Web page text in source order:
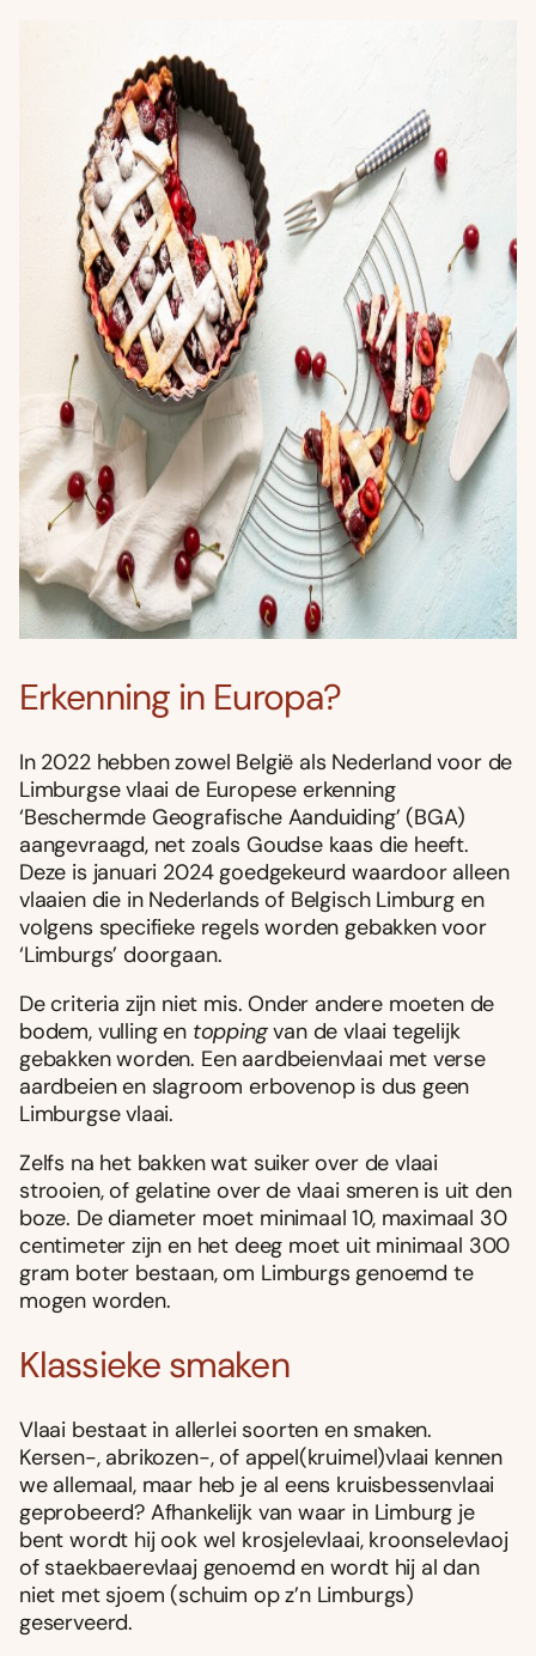
Erkenning in Europa?
In 2022 hebben zowel België als Nederland voor de
Limburgse vlaai de Europese erkenning
‘Beschermde Geografische Aanduiding’ (BGA)
aangevraagd, net zoals Goudse kaas die heeft.
Deze is januari 2024 goedgekeurd waardoor alleen
vlaaien die in Nederlands of Belgisch Limburg en
volgens specifieke regels worden gebakken voor
‘Limburgs’ doorgaan.
De criteria zijn niet mis. Onder andere moeten de
bodem, vulling en toppingvan de vlaai tegelijk
gebakken worden. Een aardbeienvlaai met verse
aardbeien en slagroom erbovenop is dus geen
Limburgse vlaai.
Zelfs na het bakken wat suiker over de vlaai
strooien, of gelatine over de vlaai smeren is uit den
boze. De diameter moet minimaal 10, maximaal 30
centimeter zijn en het deeg moet uit minimaal 300
gram boter bestaan, om Limburgs genoemd te
mogen worden.
Klassieke smaken
Vlaai bestaat in allerlei soorten en smaken.
Kersen-, abrikozen-, of appel(kruimel)vlaai kennen
we allemaal, maar heb je al eens kruisbessenvlaai
geprobeerd? Afhankelijk van waar in Limburg je
bent wordt hij ook wel krosjelevlaai, kroonselevlaoj
of staekbaerevlaaj genoemd en wordt hij al dan
niet met sjoem (schuim op z’n Limburgs)
geserveerd.